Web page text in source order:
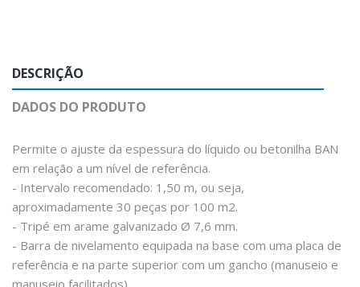
DESCRIÇÃO
DADOS DO PRODUTO
Permite o ajuste da espessura do líquido ou betonilha BAN
em relação a um nível de referência.
- Intervalo recomendado: 1,50 m, ou seja,
aproximadamente 30 peças por 100 m2.
- Tripé em arame galvanizado Ø 7,6 mm.
- Barra de nivelamento equipada na base com uma placa de
referência e na parte superior com um gancho (manuseio e
manuseio facilitados).